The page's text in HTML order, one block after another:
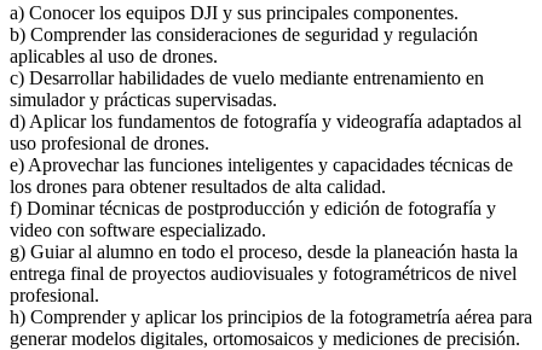
a) Conocer los equipos DJI y sus principales componentes.
b) Comprender las consideraciones de seguridad y regulación
aplicables al uso de drones.
c) Desarrollar habilidades de vuelo mediante entrenamiento en
simulador y prácticas supervisadas.
d) Aplicar los fundamentos de fotografía y videografía adaptados al
uso profesional de drones.
e) Aprovechar las funciones inteligentes y capacidades técnicas de
los drones para obtener resultados de alta calidad.
f) Dominar técnicas de postproducción y edición de fotografía y
video con software especializado.
g) Guiar al alumno en todo el proceso, desde la planeación hasta la
entrega final de proyectos audiovisuales y fotogramétricos de nivel
profesional.
h) Comprender y aplicar los principios de la fotogrametría aérea para
generar modelos digitales, ortomosaicos y mediciones de precisión.